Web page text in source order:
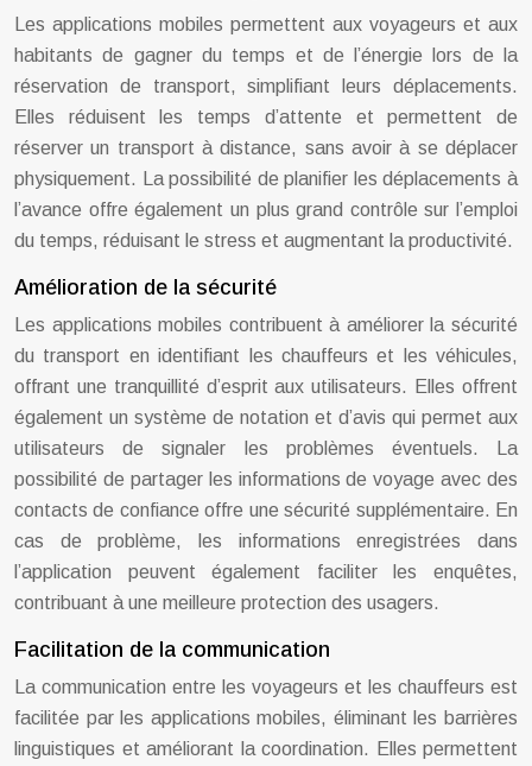
Les applications mobiles permettent aux voyageurs et aux
habitants de gagner du temps et de l’énergie lors de la
réservation de transport, simplifiant leurs déplacements.
Elles réduisent les temps d’attente et permettent de
réserver un transport à distance, sans avoir à se déplacer
physiquement. La possibilité de planifier les déplacements à
l’avance offre également un plus grand contrôle sur l’emploi
du temps, réduisant le stress et augmentant la productivité.
Amélioration de la sécurité
Les applications mobiles contribuent à améliorer la sécurité
du transport en identifiant les chauffeurs et les véhicules,
offrant une tranquillité d’esprit aux utilisateurs. Elles offrent
également un système de notation et d’avis qui permet aux
utilisateurs de signaler les problèmes éventuels. La
possibilité de partager les informations de voyage avec des
contacts de confiance offre une sécurité supplémentaire. En
cas de problème, les informations enregistrées dans
l’application peuvent également faciliter les enquêtes,
contribuant à une meilleure protection des usagers.
Facilitation de la communication
La communication entre les voyageurs et les chauffeurs est
facilitée par les applications mobiles, éliminant les barrières
linguistiques et améliorant la coordination. Elles permettent